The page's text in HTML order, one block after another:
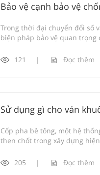
Bảo vệ cạnh bảo vệ
Trong thời đại chuyển đổi số
biện pháp bảo vệ quan trọng
121 | Đọc thêm
Sử dụng gì cho ván
Cốp pha bê tông, một hệ
then chốt trong xây dựng
205 | Đọc thêm